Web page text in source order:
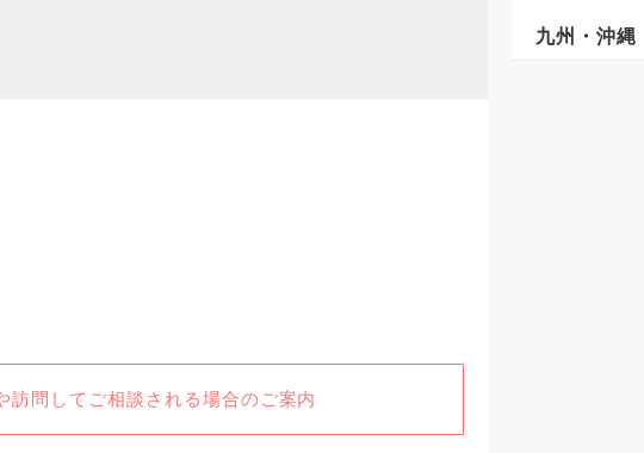
訪問してご相談される場合のご案内
九州・沖縄